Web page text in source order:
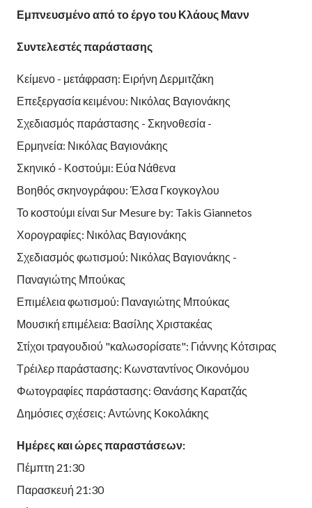
Εμπνευσμένο από το έργο του Κλάους Μανν
Συντελεστές παράστασης
Κείμενο - μετάφραση: Ειρήνη Δερμιτζάκη
Επεξεργασία κειμένου: Νικόλας Βαγιονάκης
Σχεδιασμός παράστασης - Σκηνοθεσία -
Ερμηνεία: Νικόλας Βαγιονάκης
Σκηνικό - Κοστούμι: Εύα Νάθενα
Βοηθός σκηνογράφου: Έλσα Γκογκογλου
Το κοστούμι είναι Sur Mesure by: Takis Giannetos
Χορογραφίες: Νικόλας Βαγιονάκης
Σχεδιασμός φωτισμού: Νικόλας Βαγιονάκης -
Παναγιώτης Μπούκας
Επιμέλεια φωτισμού: Παναγιώτης Μπούκας
Μουσική επιμέλεια: Βασίλης Χριστακέας
Στίχοι τραγουδιού "καλωσορίσατε": Γιάννης Κότσιρας
Τρέιλερ παράστασης: Κωνσταντίνος Οικονόμου
Φωτογραφίες παράστασης: Θανάσης Καρατζάς
Δημόσιες σχέσεις: Αντώνης Κοκολάκης
Ημέρες και ώρες παραστάσεων:
Πέμπτη 21:30
Παρασκευή 21:30